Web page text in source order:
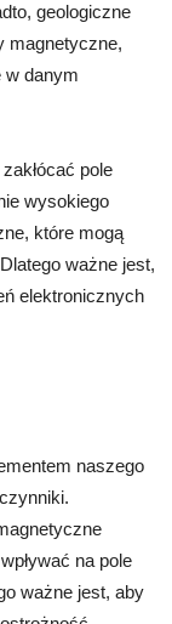
geologiczne
magnetyczne,
w danym
pole
wysokiego
które mogą
ważne jest,
elektronicznych
naszego
na pole
ważne jest, aby